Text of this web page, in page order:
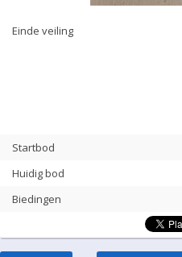
Einde veiling
Startbod
Huidig bod
Biedingen